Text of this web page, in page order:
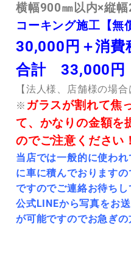
横幅900㎜以内×縦
コーキング施工【無
30,000円＋消費
合計 33,000円
【法人様、店舗様の場
※ ガラスが割れて焦
て、かなりの金額を
のでご注意ください！
当店では一般的に使わ
に車に積んでおります
ですのでご連絡お待ちし
公式LINEから写真をお
が可能ですのでお急ぎ